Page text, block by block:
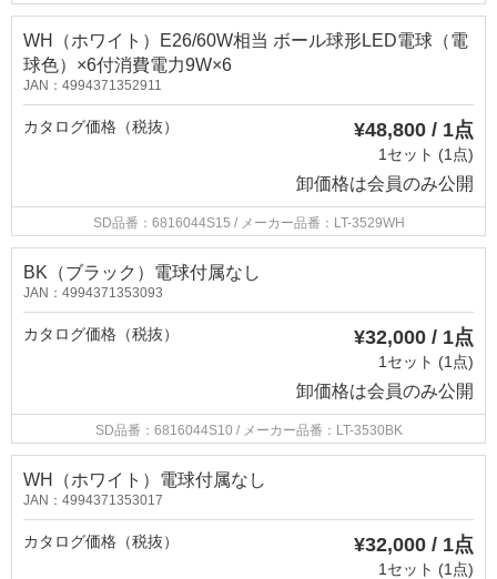
WH（ホワイト）E26/60W相当 ボール球形LED電球（電
球色）×6付消費電力9W×6
JAN：4994371352911
カタログ価格（税抜） ¥48,800 / 1点
1セット (1点)
卸価格は会員のみ公開
SD品番：6816044S15 / メーカー品番：LT-3529WH
BK（ブラック）電球付属なし
JAN：4994371353093
カタログ価格（税抜） ¥32,000 / 1点
1セット (1点)
卸価格は会員のみ公開
SD品番：6816044S10 / メーカー品番：LT-3530BK
WH（ホワイト）電球付属なし
JAN：4994371353017
カタログ価格（税抜） ¥32,000 / 1点
1セット (1点)